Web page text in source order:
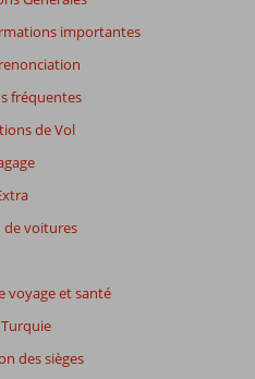
importantes
fréquentes
de Vol
de voitures
voyage et santé
des sièges